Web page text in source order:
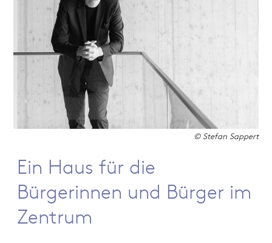
© Stefan Sappert
Ein Haus für die
Bürgerinnen und Bürger im
Zentrum